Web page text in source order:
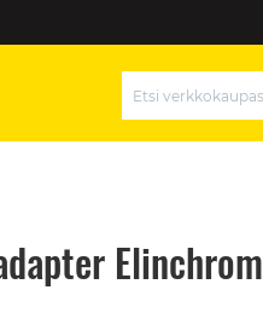
Elinchrom